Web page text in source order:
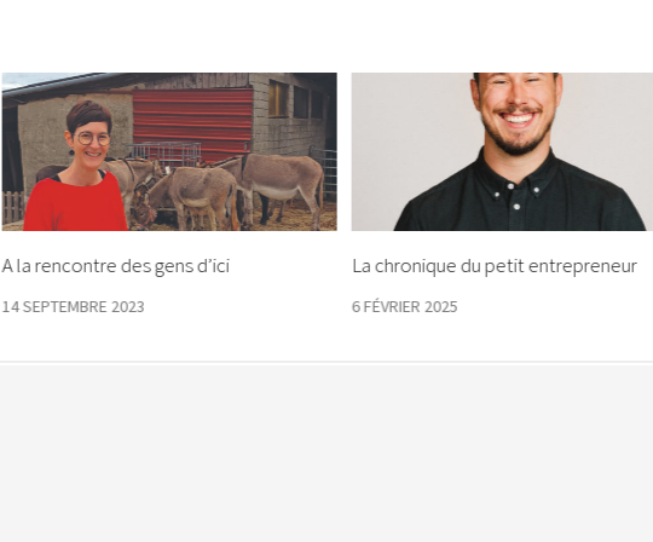
A la rencontre des gens d’ici
14 SEPTEMBRE 2023
La chronique du petit entrepreneur
6 FÉVRIER 2025